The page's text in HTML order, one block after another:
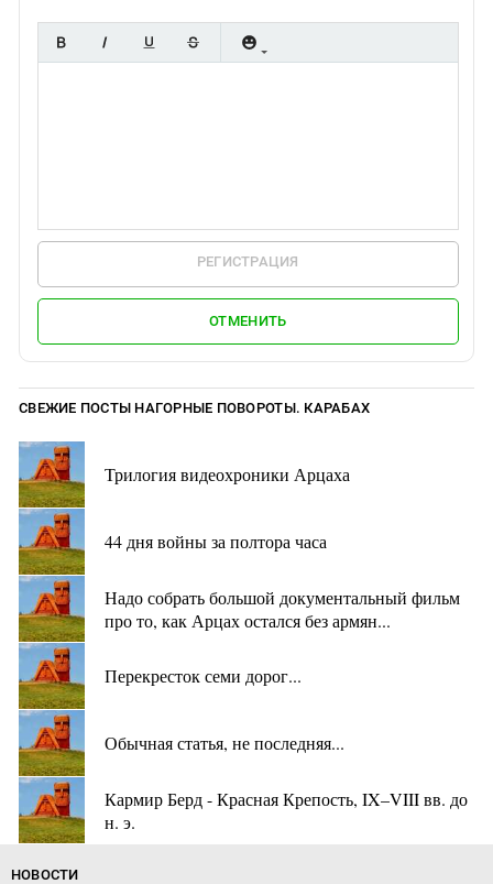
РЕГИСТРАЦИЯ
ОТМЕНИТЬ
СВЕЖИЕ ПОСТЫ НАГОРНЫЕ ПОВОРОТЫ. КАРАБАХ
Трилогия видеохроники Арцаха
44 дня войны за полтора часа
Надо собрать большой документальный фильм
про то, как Арцах остался без армян...
Перекресток семи дорог...
Обычная статья, не последняя...
Кармир Берд - Красная Крепость, IX–VIII вв. до
н. э.
НОВОСТИ